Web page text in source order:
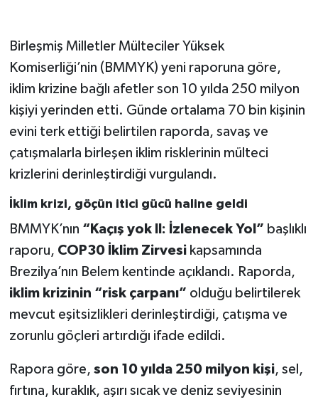
Birleşmiş Milletler Mülteciler Yüksek
Komiserliği’nin (BMMYK) yeni raporuna göre,
iklim krizine bağlı afetler son 10 yılda 250 milyon
kişiyi yerinden etti. Günde ortalama 70 bin kişinin
evini terk ettiği belirtilen raporda, savaş ve
çatışmalarla birleşen iklim risklerinin mülteci
krizlerini derinleştirdiği vurgulandı.
İklim krizi, göçün itici gücü haline geldi
BMMYK’nın “Kaçış yok II: İzlenecek Yol” başlıklı
raporu, COP30 İklim Zirvesikapsamında
Brezilya’nın Belem kentinde açıklandı. Raporda,
iklim krizinin “risk çarpanı” olduğu belirtilerek
mevcut eşitsizlikleri derinleştirdiği, çatışma ve
zorunlu göçleri artırdığı ifade edildi.
Rapora göre, son 10 yılda 250 milyon kişi, sel,
fırtına, kuraklık, aşırı sıcak ve deniz seviyesinin